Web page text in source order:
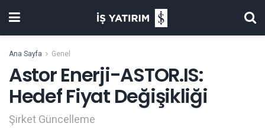
Ana Sayfa Genel
Astor Enerji-ASTOR.IS:
Hedef Fiyat Değişikliği
Şirket Güncelleme